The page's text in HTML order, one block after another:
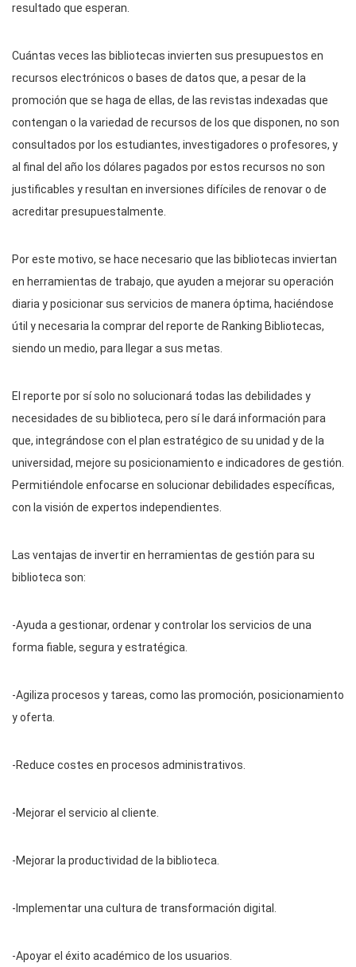
resultado que esperan.
Cuántas veces las bibliotecas invierten sus presupuestos en
recursos electrónicos o bases de datos que, a pesar de la
promoción que se haga de ellas, de las revistas indexadas que
contengan o la variedad de recursos de los que disponen, no son
consultados por los estudiantes, investigadores o profesores, y
al final del año los dólares pagados por estos recursos no son
justificables y resultan en inversiones difíciles de renovar o de
acreditar presupuestalmente.
Por este motivo, se hace necesario que las bibliotecas inviertan
en herramientas de trabajo, que ayuden a mejorar su operación
diaria y posicionar sus servicios de manera óptima, haciéndose
útil y necesaria la comprar del reporte de Ranking Bibliotecas,
siendo un medio, para llegar a sus metas.
El reporte por sí solo no solucionará todas las debilidades y
necesidades de su biblioteca, pero sí le dará información para
que, integrándose con el plan estratégico de su unidad y de la
universidad, mejore su posicionamiento e indicadores de gestión.
Permitiéndole enfocarse en solucionar debilidades específicas,
con la visión de expertos independientes.
Las ventajas de invertir en herramientas de gestión para su
biblioteca son:
-Ayuda a gestionar, ordenar y controlar los servicios de una
forma fiable, segura y estratégica.
-Agiliza procesos y tareas, como las promoción, posicionamiento
y oferta.
-Reduce costes en procesos administrativos.
-Mejorar el servicio al cliente.
-Mejorar la productividad de la biblioteca.
-Implementar una cultura de transformación digital.
-Apoyar el éxito académico de los usuarios.